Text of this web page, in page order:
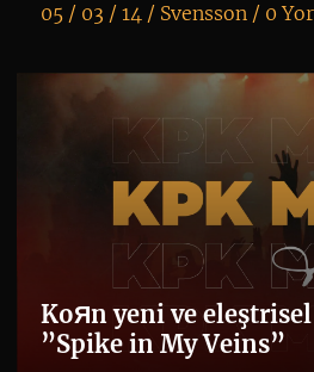
05 / 03 / 14 / Svensson/ 0
KoЯn yeni ve
”Spike in My Veins”